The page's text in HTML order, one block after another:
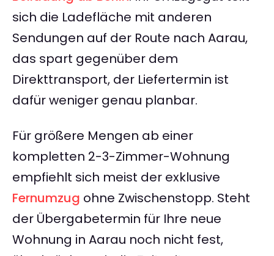
sich die Ladefläche mit anderen
Sendungen auf der Route nach Aarau,
das spart gegenüber dem
Direkttransport, der Liefertermin ist
dafür weniger genau planbar.
Für größere Mengen ab einer
kompletten 2-3-Zimmer-Wohnung
empfiehlt sich meist der exklusive
Fernumzug ohne Zwischenstopp. Steht
der Übergabetermin für Ihre neue
Wohnung in Aarau noch nicht fest,